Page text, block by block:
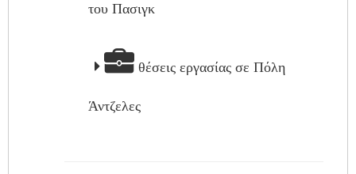
του Πασιγκ
θέσεις εργασίας σε Πόλη
Άντζελες